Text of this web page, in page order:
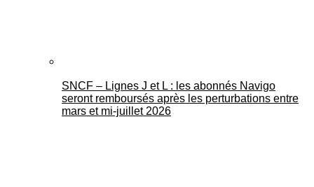
SNCF – Lignes J et L : les abonnés Navigo
seront remboursés après les perturbations entre
mars et mi-juillet 2026